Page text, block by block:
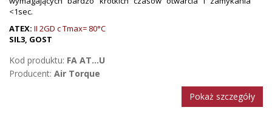
<1sec.
ATEX: II 2GD c Tmax= 80°C
SIL3, GOST
Kod produktu: FA AT...U
Producent: Air Torque
Pokaż szczegóły